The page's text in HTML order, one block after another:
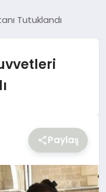
Tutuklandı
Paylaş